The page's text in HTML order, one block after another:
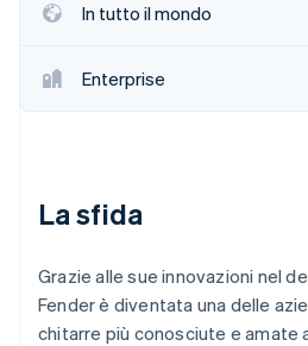
Scopri come Stripe sta
In tutto il mondo
Enterprise
La sfida
Grazie alle sue innovazioni nel
Fender è diventata una delle
chitarre più conosciute e amate